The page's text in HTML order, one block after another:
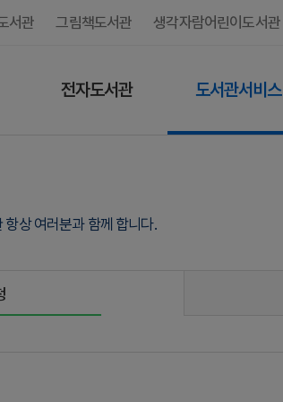
서관 그림책도서관 생각자람어린이도서관
전자도서관 도서관서비스
상 여러분과 함께 합니다.